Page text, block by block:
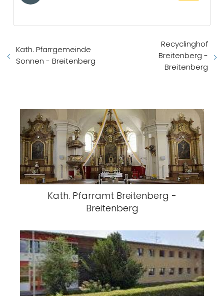
Kath. Pfarrgemeinde
Sonnen - Breitenberg
Recyclinghof
Breitenberg -
Breitenberg
Kath. Pfarramt Breitenberg -
Breitenberg